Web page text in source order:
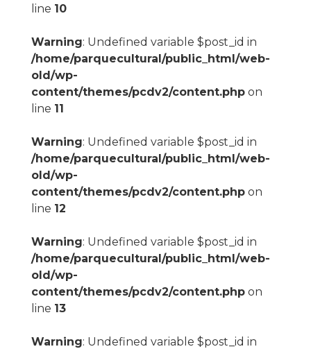
line 10
Warning: Undefined variable $post_id in
/home/parquecultural/public_html/web-
old/wp-
content/themes/pcdv2/content.phpon
line 11
Warning: Undefined variable $post_id in
/home/parquecultural/public_html/web-
old/wp-
content/themes/pcdv2/content.phpon
line 12
Warning: Undefined variable $post_id in
/home/parquecultural/public_html/web-
old/wp-
content/themes/pcdv2/content.phpon
line 13
Warning: Undefined variable $post_id in